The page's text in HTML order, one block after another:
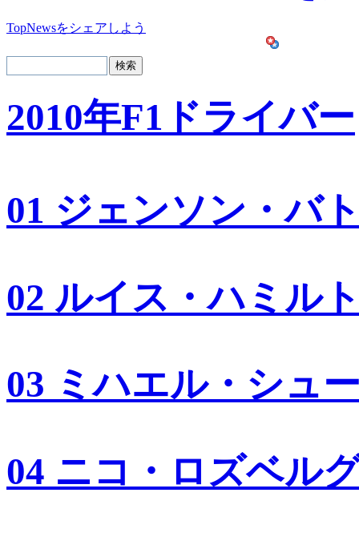
TopNewsをシェアしよう
2010年F1ドライバー
01 ジェンソン・バ
02 ルイス・ハミル
03 ミハエル・シュ
04 ニコ・ロズベル